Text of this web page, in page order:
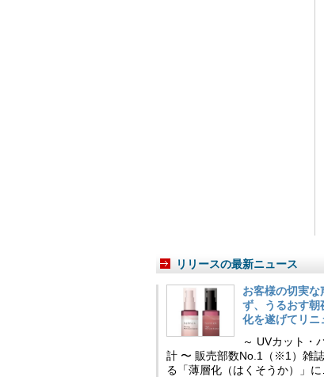
リリースの最新ニュース
お客様の切実
ず、うるおす朝
化を遂げてリニ
～ UVカット・
計 〜 販売部数No.1（※1）雑
る「薄層化（はくそうか）」